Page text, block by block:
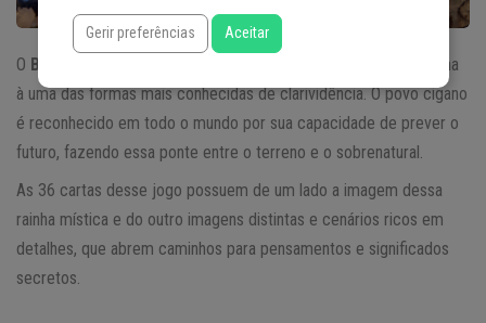
O Baralho Cigano Sara Kali
une o poder dessa padroeira cigana
à uma das formas mais conhecidas de clarividência. O povo cigano
é reconhecido em todo o mundo por sua capacidade de prever o
futuro, fazendo essa ponte entre o terreno e o sobrenatural.
As 36 cartas desse jogo possuem de um lado a imagem dessa
rainha mística e do outro imagens distintas e cenários ricos em
detalhes, que abrem caminhos para pensamentos e significados
secretos.
Gerir preferências Aceitar